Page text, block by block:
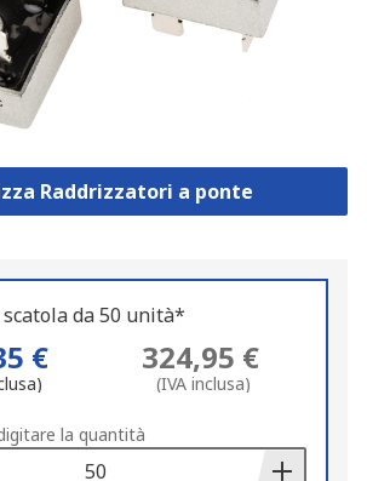
Raddrizzatori a ponte
da 50 unità*
€ 324,95 €
(IVA inclusa)
la quantità